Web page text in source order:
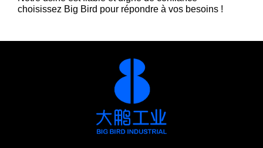
choisissez Big Bird pour répondre à vos besoins !